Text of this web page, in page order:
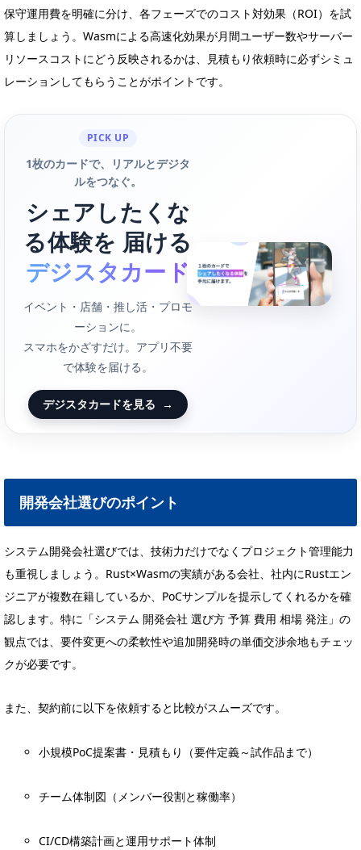
保守運用費を明確に分け、各フェーズでのコスト対効果（ROI）を試
算しましょう。Wasmによる高速化効果が月間ユーザー数やサーバー
リソースコストにどう反映されるかは、見積もり依頼時に必ずシミュ
レーションしてもらうことがポイントです。
PICK UP
1枚のカードで、リアルとデジタ
ルをつなぐ。
シェアしたくな
る体験を 届ける
デジスタカード
イベント・店舗・推し活・プロモ
ーションに。
スマホをかざすだけ。アプリ不要
で体験を届ける。
デジスタカードを見る →
開発会社選びのポイント
システム開発会社選びでは、技術力だけでなくプロジェクト管理能力
も重視しましょう。Rust×Wasmの実績がある会社、社内にRustエン
ジニアが複数在籍しているか、PoCサンプルを提示してくれるかを確
認します。特に「システム 開発会社 選び方 予算 費用 相場 発注」の
観点では、要件変更への柔軟性や追加開発時の単価交渉余地もチェッ
クが必要です。
また、契約前に以下を依頼すると比較がスムーズです。
小規模PoC提案書・見積もり（要件定義～試作品まで）
チーム体制図（メンバー役割と稼働率）
CI/CD構築計画と運用サポート体制